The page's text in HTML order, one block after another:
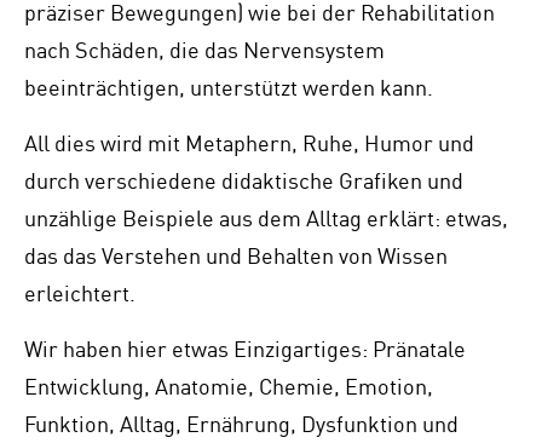
präziser Bewegungen) wie bei der Rehabilitation
nach Schäden, die das Nervensystem
beeinträchtigen, unterstützt werden kann.
All dies wird mit Metaphern, Ruhe, Humor und
durch verschiedene didaktische Grafiken und
unzählige Beispiele aus dem Alltag erklärt: etwas,
das das Verstehen und Behalten von Wissen
erleichtert.
Wir haben hier etwas Einzigartiges: Pränatale
Entwicklung, Anatomie, Chemie, Emotion,
Funktion, Alltag, Ernährung, Dysfunktion und